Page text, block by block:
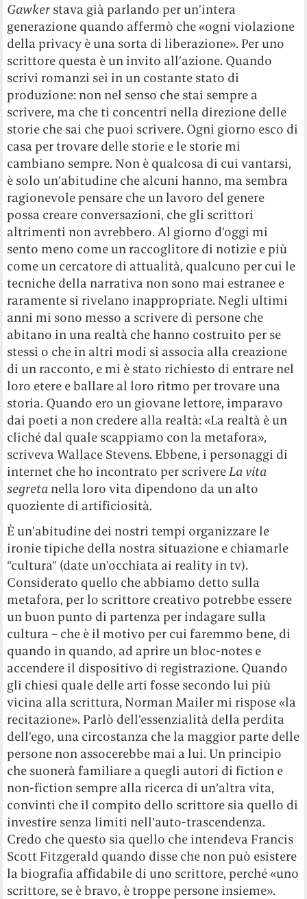
Gawker stava già parlando per un’intera
generazione quando affermò che «ogni violazione
della privacy è una sorta di liberazione». Per uno
scrittore questa è un invito all’azione. Quando
scrivi romanzi sei in un costante stato di
produzione: non nel senso che stai sempre a
scrivere, ma che ti concentri nella direzione delle
storie che sai che puoi scrivere. Ogni giorno esco di
casa per trovare delle storie e le storie mi
cambiano sempre. Non è qualcosa di cui vantarsi,
è solo un’abitudine che alcuni hanno, ma sembra
ragionevole pensare che un lavoro del genere
possa creare conversazioni, che gli scrittori
altrimenti non avrebbero. Al giorno d’oggi mi
sento meno come un raccoglitore di notizie e più
come un cercatore di attualità, qualcuno per cui le
tecniche della narrativa non sono mai estranee e
raramente si rivelano inappropriate. Negli ultimi
anni mi sono messo a scrivere di persone che
abitano in una realtà che hanno costruito per se
stessi o che in altri modi si associa alla creazione
di un racconto, e mi è stato richiesto di entrare nel
loro etere e ballare al loro ritmo per trovare una
storia. Quando ero un giovane lettore, imparavo
dai poeti a non credere alla realtà: «La realtà è un
cliché dal quale scappiamo con la metafora»,
scriveva Wallace Stevens. Ebbene, i personaggi di
internet che ho incontrato per scrivereLa vita
segreta nella loro vita dipendono da un alto
quoziente di artificiosità.
È un’abitudine dei nostri tempi organizzare le
ironie tipiche della nostra situazione e chiamarle
“cultura” (date un’occhiata ai reality in tv).
Considerato quello che abbiamo detto sulla
metafora, per lo scrittore creativo potrebbe essere
un buon punto di partenza per indagare sulla
cultura – che è il motivo per cui faremmo bene, di
quando in quando, ad aprire un bloc-notes e
accendere il dispositivo di registrazione. Quando
gli chiesi quale delle arti fosse secondo lui più
vicina alla scrittura, Norman Mailer mi rispose «la
recitazione». Parlò dell’essenzialità della perdita
dell’ego, una circostanza che la maggior parte delle
persone non assocerebbe mai a lui. Un principio
che suonerà familiare a quegli autori di fiction e
non-fiction sempre alla ricerca di un’altra vita,
convinti che il compito dello scrittore sia quello di
investire senza limiti nell’auto-trascendenza.
Credo che questo sia quello che intendeva Francis
Scott Fitzgerald quando disse che non può esistere
la biografia affidabile di uno scrittore, perché «uno
scrittore, se è bravo, è troppe persone insieme».